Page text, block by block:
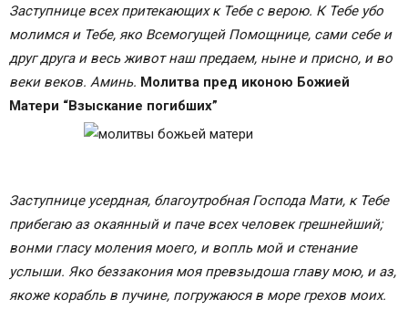
Заступнице всех притекающих к Тебе с верою. К Тебе убо
молимся и Тебе, яко Всемогущей Помощнице, сами себе и
друг друга и весь живот наш предаем, ныне и присно, и во
веки веков. Аминь. Молитва пред иконою Божией
Матери “Взыскание погибших”
Заступнице усердная, благоутробная Господа Мати, к Тебе
прибегаю аз окаянный и паче всех человек грешнейший;
вонми гласу моления моего, и вопль мой и стенание
услыши. Яко беззакония моя превзыдоша главу мою, и аз,
якоже корабль в пучине, погружаюся в море грехов моих.